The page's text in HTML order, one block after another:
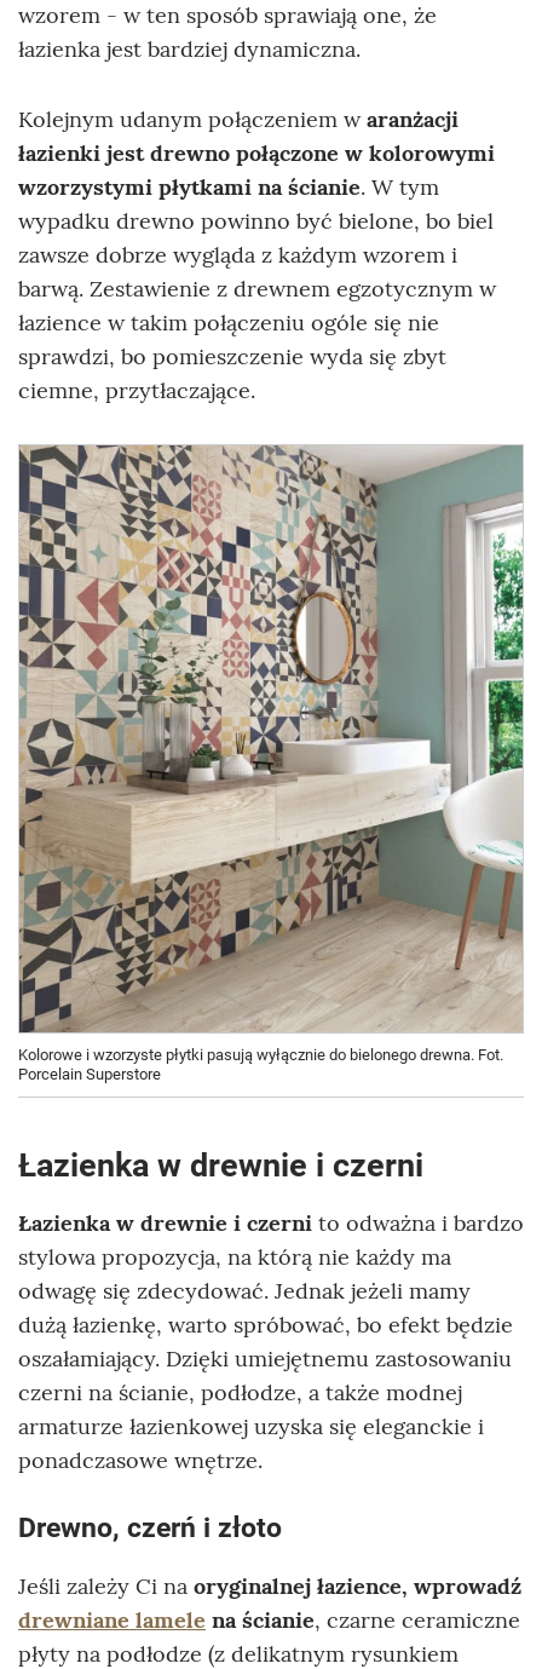
wzorem - w ten sposób sprawiają one, że
łazienka jest bardziej dynamiczna.
Kolejnym udanym połączeniem waranżacji
łazienki jest drewno połączone w kolorowymi
wzorzystymi płytkami na ścianie. W tym
wypadku drewno powinno być bielone, bo biel
zawsze dobrze wygląda z każdym wzorem i
barwą. Zestawienie z drewnem egzotycznym w
łazience w takim połączeniu ogóle się nie
sprawdzi, bo pomieszczenie wyda się zbyt
ciemne, przytłaczające.
Kolorowe i wzorzyste płytki pasują wyłącznie do bielonego drewna. Fot.
Porcelain Superstore
Łazienka w drewnie i czerni
Łazienka w drewnie i czerni to odważna i bardzo
stylowa propozycja, na którą nie każdy ma
odwagę się zdecydować. Jednak jeżeli mamy
dużą łazienkę, warto spróbować, bo efekt będzie
oszałamiający. Dzięki umiejętnemu zastosowaniu
czerni na ścianie, podłodze, a także modnej
armaturze łazienkowej uzyska się eleganckie i
ponadczasowe wnętrze.
Drewno, czerń i złoto
Jeśli zależy Ci na oryginalnej łazience, wprowadź
drewniane lamele na ścianie, czarne ceramiczne
płyty na podłodze (z delikatnym rysunkiem